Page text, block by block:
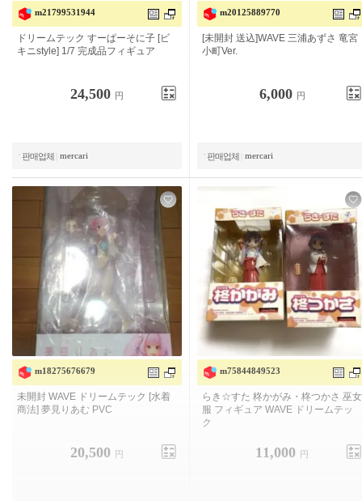
m21799531944
드림텍 슈퍼 소니코 [비키니 스타일]
1/7 완제품 피규어
24,500 円
판매업체 mercari
m20125889770
[미개봉 보내기] WAVE 미우라 아즈사
류구 코마치 Ver.
6,000 円
판매업체 mercari
m18275676679
미개봉 WAVE 드림텍 [수영복 상법]
꿈꾸는 PVC
20,500 円
m75844849523
라키☆스타 히카라 카가미・히라기
츠카사 무녀복 피규어 WAVE 드림테
크
11,000 円